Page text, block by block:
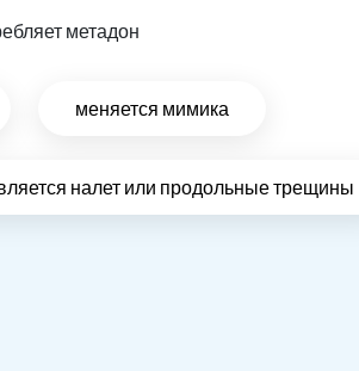
метадон
меняется мимика
налет или продольные трещины